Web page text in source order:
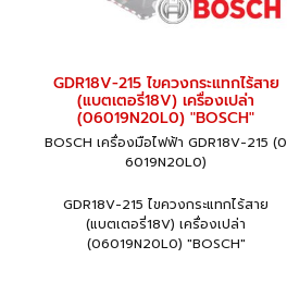
GDR18V-215 ไขควงกระแทกไร้สาย
(แบตเตอรี่18V) เครื่องเปล่า
(06019N20L0) "BOSCH"
BOSCH เครื่องมือไฟฟ้า GDR18V-215 (0
6019N20L0)
GDR18V-215 ไขควงกระแทกไร้สาย
(แบตเตอรี่18V) เครื่องเปล่า
(06019N20L0) "BOSCH"